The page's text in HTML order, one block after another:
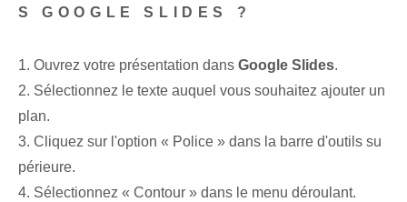
S GOOGLE SLIDES ?
1. Ouvrez votre⁢ présentation dans Google Slides.
2.‌ Sélectionnez le texte auquel vous souhaitez ajouter un
plan.
3. Cliquez sur l'option « Police » dans la barre d'outils su
périeure.
4. Sélectionnez « Contour » ‌dans le menu déroulant.